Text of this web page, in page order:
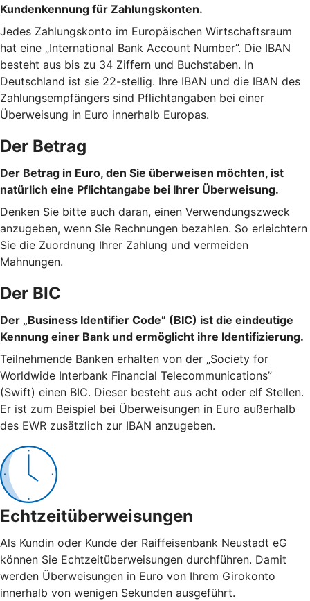
Kundenkennung für Zahlungskonten.
Jedes Zahlungskonto im Europäischen Wirtschaftsraum
hat eine „International Bank Account Number”. Die IBAN
besteht aus bis zu 34 Ziffern und Buchstaben. In
Deutschland ist sie 22-stellig. Ihre IBAN und die IBAN des
Zahlungsempfängers sind Pflichtangaben bei einer
Überweisung in Euro innerhalb Europas.
Der Betrag
Der Betrag in Euro, den Sie überweisen möchten, ist
natürlich eine Pflichtangabe bei Ihrer Überweisung.
Denken Sie bitte auch daran, einen Verwendungszweck
anzugeben, wenn Sie Rechnungen bezahlen. So erleichtern
Sie die Zuordnung Ihrer Zahlung und vermeiden
Mahnungen.
Der BIC
Der „Business Identifier Code“ (BIC) ist die eindeutige
Kennung einer Bank und ermöglicht ihre Identifizierung.
Teilnehmende Banken erhalten von der „Society for
Worldwide Interbank Financial Telecommunications”
(Swift) einen BIC. Dieser besteht aus acht oder elf Stellen.
Er ist zum Beispiel bei Überweisungen in Euro außerhalb
des EWR zusätzlich zur IBAN anzugeben.
Echtzeitüberweisungen
Als Kundin oder Kunde der Raiffeisenbank Neustadt eG
können Sie Echtzeitüberweisungen durchführen. Damit
werden Überweisungen in Euro von Ihrem Girokonto
innerhalb von wenigen Sekunden ausgeführt.